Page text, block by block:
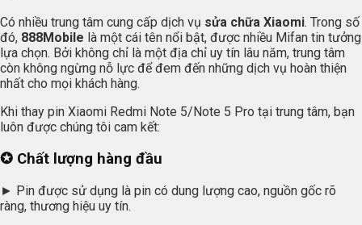
Có nhiều trung tâm cung cấp dịch vụ sửa chữa Xiaomi. Trong số
đó, 888Mobile là một cái tên nổi bật, được nhiều Mifan tin tưởng
lựa chọn. Bởi không chỉ là một địa chỉ uy tín lâu năm, trung tâm
còn không ngừng nỗ lực để đem đến những dịch vụ hoàn thiện
nhất cho mọi khách hàng.
Khi thay pin Xiaomi Redmi Note 5/Note 5 Pro tại trung tâm, bạn
luôn được chúng tôi cam kết:
✪ Chất lượng hàng đầu
► Pin được sử dụng là pin có dung lượng cao, nguồn gốc rõ
ràng, thương hiệu uy tín.